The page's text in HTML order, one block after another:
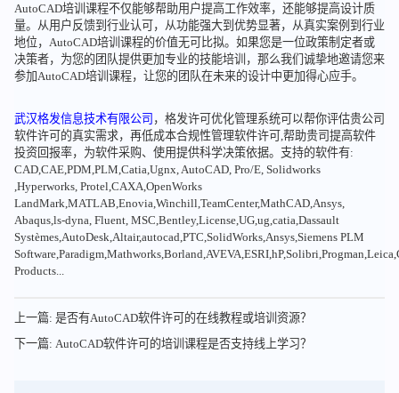
AutoCAD培训课程不仅能够帮助用户提高工作效率，还能够提高设计质
量。从用户反馈到行业认可，从功能强大到优势显著，从真实案例到行业
地位，AutoCAD培训课程的价值无可比拟。如果您是一位政策制定者或
决策者，为您的团队提供更加专业的技能培训，那么我们诚挚地邀请您来
参加AutoCAD培训课程，让您的团队在未来的设计中更加得心应手。
武汉格发信息技术有限公司 ，格发许可优化管理系统可以帮你评估贵公司
软件许可的真实需求，再低成本合规性管理软件许可,帮助贵司提高软件
投资回报率，为软件采购、使用提供科学决策依据。支持的软件有:
CAD,CAE,PDM,PLM,Catia,Ugnx, AutoCAD, Pro/E, Solidworks
,Hyperworks, Protel,CAXA,OpenWorks
LandMark,MATLAB,Enovia,Winchill,TeamCenter,MathCAD,Ansys,
Abaqus,ls-dyna, Fluent, MSC,Bentley,License,UG,ug,catia,Dassault
Systèmes,AutoDesk,Altair,autocad,PTC,SolidWorks,Ansys,Siemens PLM
Products...
上一篇: 是否有AutoCAD软件许可的在线教程或培训资源？
下一篇: AutoCAD软件许可的培训课程是否支持线上学习？